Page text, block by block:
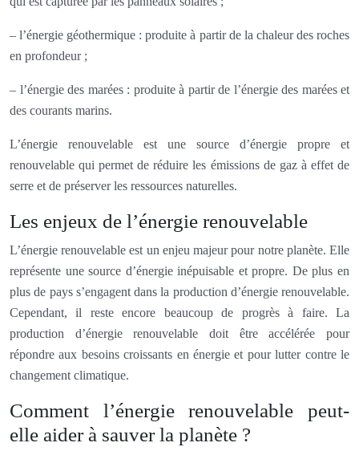
– l’énergie géothermique : produite à partir de la chaleur des roches
en profondeur ;
– l’énergie des marées : produite à partir de l’énergie des marées et
des courants marins.
L’énergie renouvelable est une source d’énergie propre et
renouvelable qui permet de réduire les émissions de gaz à effet de
serre et de préserver les ressources naturelles.
Les enjeux de l’énergie renouvelable
L’énergie renouvelable est un enjeu majeur pour notre planète. Elle
représente une source d’énergie inépuisable et propre. De plus en
plus de pays s’engagent dans la production d’énergie renouvelable.
Cependant, il reste encore beaucoup de progrès à faire. La
production d’énergie renouvelable doit être accélérée pour
répondre aux besoins croissants en énergie et pour lutter contre le
changement climatique.
Comment l’énergie renouvelable peut-
elle aider à sauver la planète ?